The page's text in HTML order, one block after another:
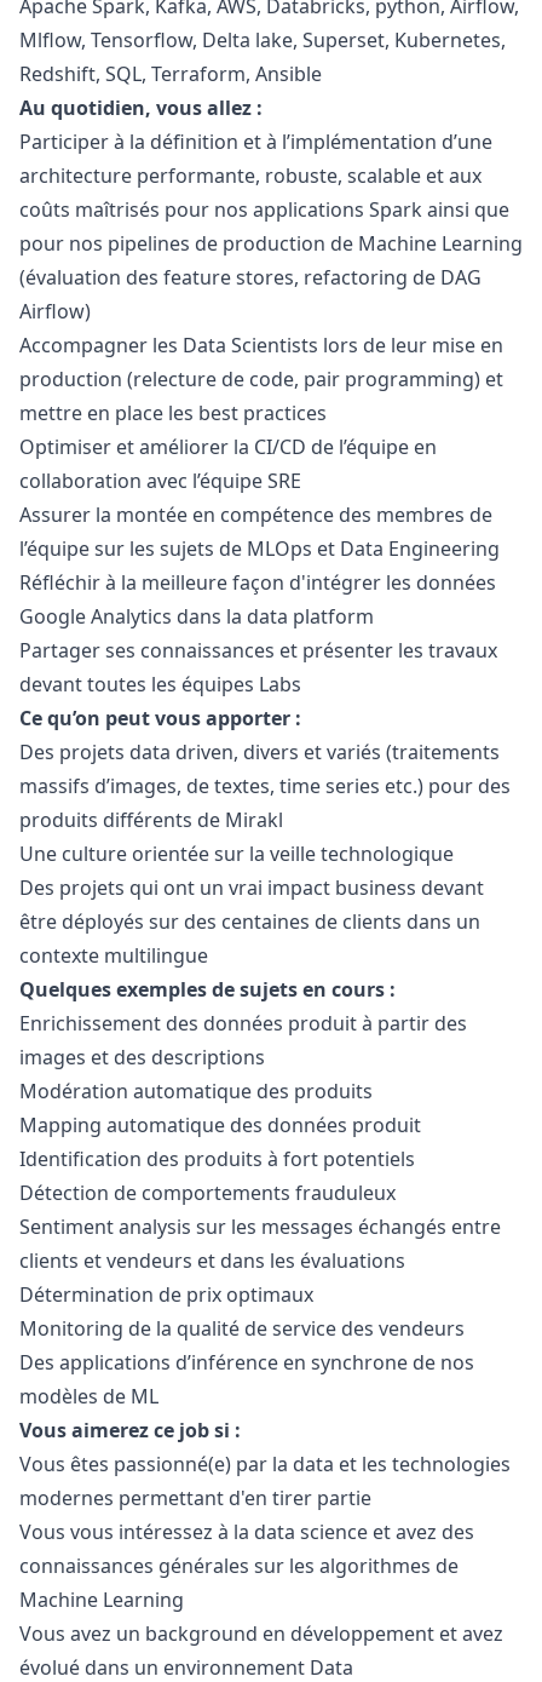
Apache Spark, Kafka, AWS, Databricks, python, Airflow,
Mlflow, Tensorflow, Delta lake, Superset, Kubernetes,
Redshift, SQL, Terraform, Ansible
Au quotidien, vous allez :
Participer à la définition et à l’implémentation d’une
architecture performante, robuste, scalable et aux
coûts maîtrisés pour nos applications Spark ainsi que
pour nos pipelines de production de Machine Learning
(évaluation des feature stores, refactoring de DAG
Airflow)
Accompagner les Data Scientists lors de leur mise en
production (relecture de code, pair programming) et
mettre en place les best practices
Optimiser et améliorer la CI/CD de l’équipe en
collaboration avec l’équipe SRE
Assurer la montée en compétence des membres de
l’équipe sur les sujets de MLOps et Data Engineering
Réfléchir à la meilleure façon d'intégrer les données
Google Analytics dans la data platform
Partager ses connaissances et présenter les travaux
devant toutes les équipes Labs
Ce qu’on peut vous apporter :
Des projets data driven, divers et variés (traitements
massifs d’images, de textes, time series etc.) pour des
produits différents de Mirakl
Une culture orientée sur la veille technologique
Des projets qui ont un vrai impact business devant
être déployés sur des centaines de clients dans un
contexte multilingue
Quelques exemples de sujets en cours :
Enrichissement des données produit à partir des
images et des descriptions
Modération automatique des produits
Mapping automatique des données produit
Identification des produits à fort potentiels
Détection de comportements frauduleux
Sentiment analysis sur les messages échangés entre
clients et vendeurs et dans les évaluations
Détermination de prix optimaux
Monitoring de la qualité de service des vendeurs
Des applications d’inférence en synchrone de nos
modèles de ML
Vous aimerez ce job si :
Vous êtes passionné(e) par la data et les technologies
modernes permettant d'en tirer partie
Vous vous intéressez à la data science et avez des
connaissances générales sur les algorithmes de
Machine Learning
Vous avez un background en développement et avez
évolué dans un environnement Data